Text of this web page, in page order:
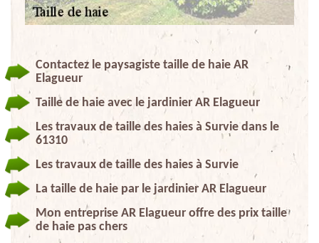
Contactez le paysagiste taille de haie AR
Elagueur
Taille de haie avec le jardinier AR Elagueur
Les travaux de taille des haies à Survie dans le
61310
Les travaux de taille des haies à Survie
La taille de haie par le jardinier AR Elagueur
Mon entreprise AR Elagueur offre des prix taille
de haie pas chers